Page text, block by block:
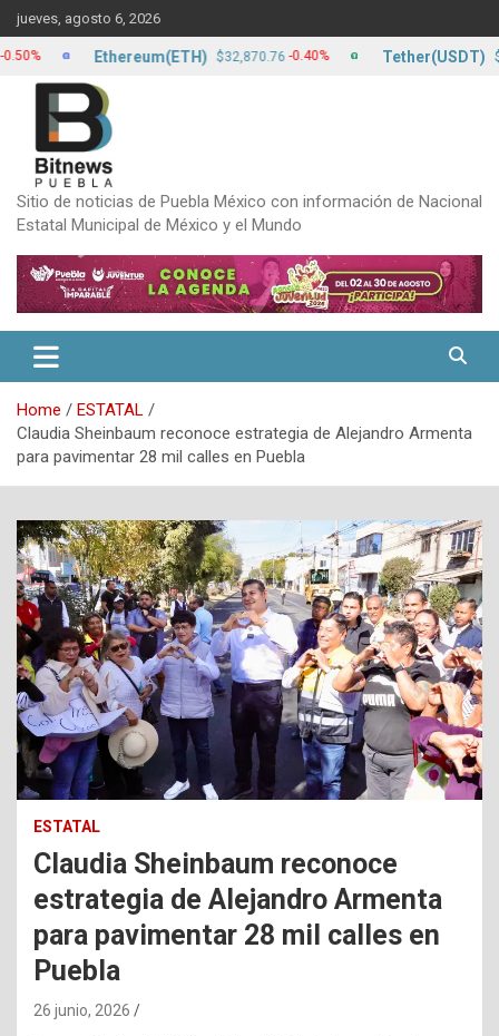
Skip
to
content
jueves, agosto 6, 2026
Sitio de noticias de Puebla México con información de Nacional
Estatal Municipal de México y el Mundo
Home
ESTATAL
Claudia Sheinbaum reconoce estrategia de Alejandro Armenta
para pavimentar 28 mil calles en Puebla
ESTATAL
Claudia Sheinbaum reconoce
estrategia de Alejandro Armenta
para pavimentar 28 mil calles en
Puebla
26 junio, 2026
Ethereum(ETH) $32,870.76 -0.40% Tether(USDT) $17.24